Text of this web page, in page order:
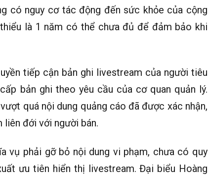
có nguy cơ tác động đến sức khỏe của cộng
là 1 năm có thể chưa đủ để đảm bảo khi
tiếp cận bản ghi livestream của người tiêu
bản ghi theo yêu cầu của cơ quan quản lý.
quá nội dung quảng cáo đã được xác nhận,
liên đới với người bán.
vụ phải gỡ bỏ nội dung vi phạm, chưa có quy
ưu tiên hiển thị livestream. Đại biểu Hoàng